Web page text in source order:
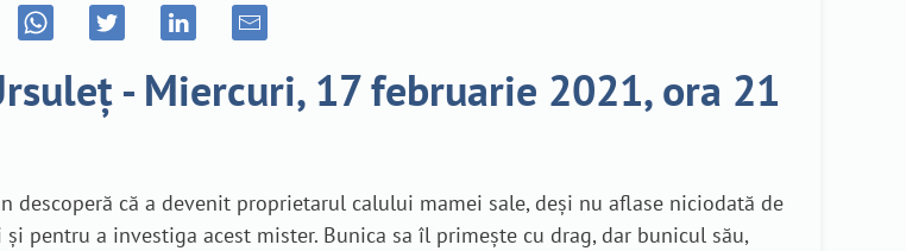
- Miercuri, 17 februarie 2021, ora 21
descoperă că a devenit proprietarul calului mamei sale, deși nu aflase niciodată de
pentru a investiga acest mister. Bunica sa îl primește cu drag, dar bunicul său,